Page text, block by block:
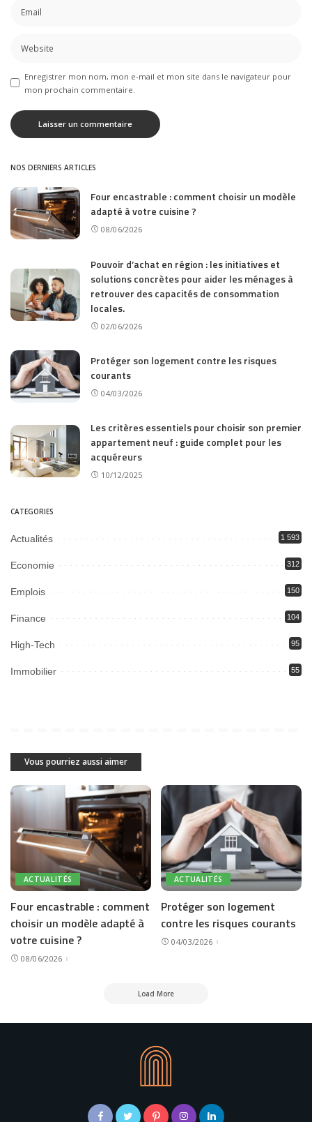
Enregistrer mon nom, mon e-mail et mon site dans le navigateur pour
mon prochain commentaire.
NOS DERNIERS ARTICLES
Four encastrable : comment choisir un modèle
adapté à votre cuisine ?
08/06/2026
Pouvoir d’achat en région : les initiatives et
solutions concrètes pour aider les ménages à
retrouver des capacités de consommation
locales.
02/06/2026
Protéger son logement contre les risques
courants
04/03/2026
Les critères essentiels pour choisir son premier
appartement neuf : guide complet pour les
acquéreurs
10/12/2025
CATEGORIES
Actualités 1 593
Economie 312
Emplois 150
Finance 104
High-Tech 95
Immobilier 55
Vous pourriez aussi aimer
ACTUALITÉS
Four encastrable : comment
choisir un modèle adapté à
votre cuisine ?
08/06/2026
ACTUALITÉS
Protéger son logement
contre les risques courants
04/03/2026
Load More